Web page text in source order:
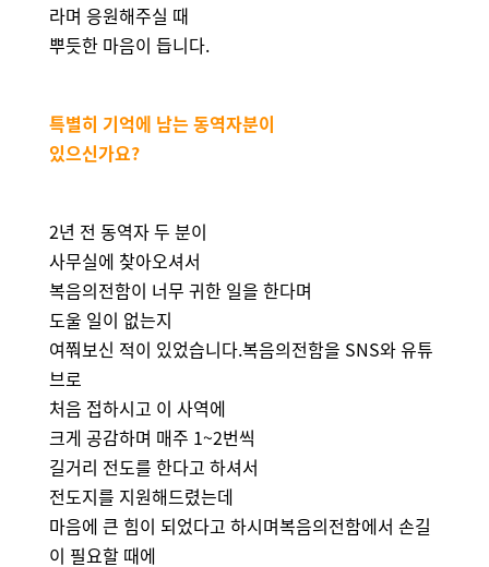
라며 응원해주실 때
뿌듯한 마음이 듭니다.
특별히 기억에 남는 동역자분이
있으신가요?
2년 전 동역자 두 분이
사무실에 찾아오셔서
복음의전함이 너무 귀한 일을 한다며
도울 일이 없는지
여쭤보신 적이 있었습니다.복음의전함을 SNS와 유튜
브로
처음 접하시고 이 사역에
크게 공감하며 매주 1~2번씩
길거리 전도를 한다고 하셔서
전도지를 지원해드렸는데
마음에 큰 힘이 되었다고 하시며복음의전함에서 손길
이 필요할 때에